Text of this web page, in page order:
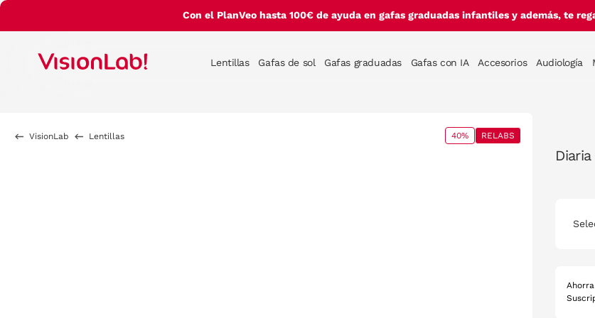
Con el PlanVeo hasta 100€ de ayuda en gafas graduadas infantiles y además, te
Lentillas Gafas de sol Gafas graduadas Gafas con IA Accesorios Audiología
VisionLab Lentillas 40% RELABS
Diaria
Ahorra